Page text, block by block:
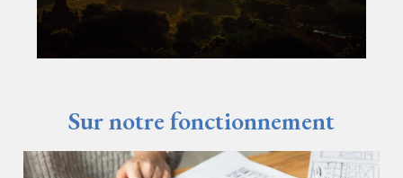
Sur notre fonctionnement